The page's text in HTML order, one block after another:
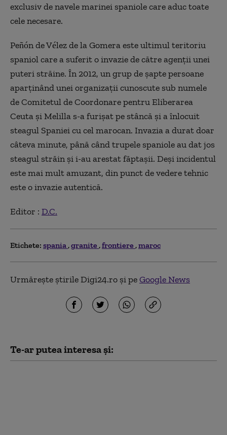
exclusiv de navele marinei spaniole care aduc toate
cele necesare.
Peñón de Vélez de la Gomera este ultimul teritoriu
spaniol care a suferit o invazie de către agenții unei
puteri străine. În 2012, un grup de șapte persoane
aparținând unei organizații cunoscute sub numele
de Comitetul de Coordonare pentru Eliberarea
Ceuta și Melilla s-a furișat pe stâncă și a înlocuit
steagul Spaniei cu cel marocan. Invazia a durat doar
câteva minute, până când trupele spaniole au dat jos
steagul străin și i-au arestat făptașii. Deși incidentul
este mai mult amuzant, din punct de vedere tehnic
este o invazie autentică.
Editor : D.C.
Etichete: spania granite frontiere maroc
Urmărește știrile Digi24.ro și peGoogle News
Te-ar putea interesa și: